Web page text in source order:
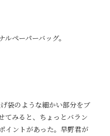
ペーパーバッグ。
袋のような細かい部分をブ
てみると、ちょっとバラン
イントがあった。早野君が